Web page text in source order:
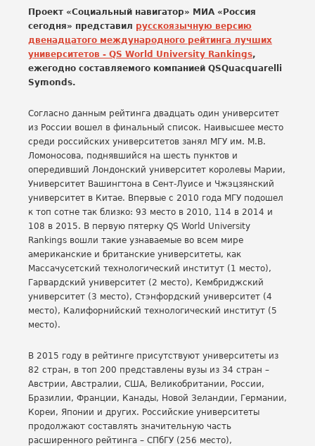
Проект «Социальный навигатор» МИА «Россия
сегодня» представил русскоязычную версию
двенадцатого международного рейтинга лучших
университетов - QS World University Rankings,
ежегодно составляемого компанией QSQuacquarelli
Symonds.
Согласно данным рейтинга двадцать один университет
из России вошел в финальный список. Наивысшее место
среди российских университетов занял МГУ им. М.В.
Ломоносова, поднявшийся на шесть пунктов и
опередивший Лондонский университет королевы Марии,
Университет Вашингтона в Сент-Луисе и Чжэцзянский
университет в Китае. Впервые с 2010 года МГУ подошел
к топ сотне так близко: 93 место в 2010, 114 в 2014 и
108 в 2015. В первую пятерку QS World University
Rankings вошли такие узнаваемые во всем мире
американские и британские университеты, как
Массачусетский технологический институт (1 место),
Гарвардский университет (2 место), Кембриджский
университет (3 место), Стэнфордский университет (4
место), Калифорнийский технологический институт (5
место).
В 2015 году в рейтинге присутствуют университеты из
82 стран, в топ 200 представлены вузы из 34 стран –
Австрии, Австралии, США, Великобритании, России,
Бразилии, Франции, Канады, Новой Зеландии, Германии,
Кореи, Японии и других. Российские университеты
продолжают составлять значительную часть
расширенного рейтинга – СПбГУ (256 место),